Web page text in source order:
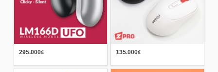
295.000₫ 135.000₫